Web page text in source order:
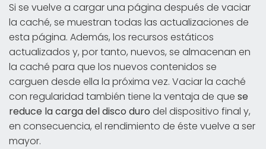
Si se vuelve a cargar una página después de vaciar
la caché, se muestran todas las actualizaciones de
esta página. Además, los recursos estáticos
actualizados y, por tanto, nuevos, se almacenan en
la caché para que los nuevos contenidos se
carguen desde ella la próxima vez. Vaciar la caché
con regularidad también tiene la ventaja de que se
reduce la carga del disco duro del dispositivo final y,
en consecuencia, el rendimiento de éste vuelve a ser
mayor.